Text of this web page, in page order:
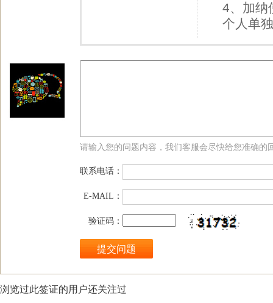
4、加纳
个人单
请输入您的问题内容，我们客服会尽快给您准确的
联系电话：
E-MAIL：
验证码：
浏览过此签证的用户还关注过